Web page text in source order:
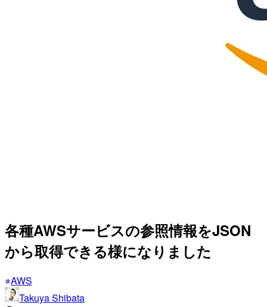
各種AWSサービスの参照情報をJSON
から取得できる様になりました
AWS
Takuya Shibata